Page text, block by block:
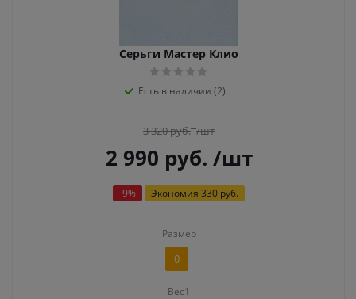
Серьги Мастер Клио
Есть в наличии (2)
3 320руб. /шт
2 990 руб. /шт
-9% Экономия 330 руб.
Размер
0
Вес1